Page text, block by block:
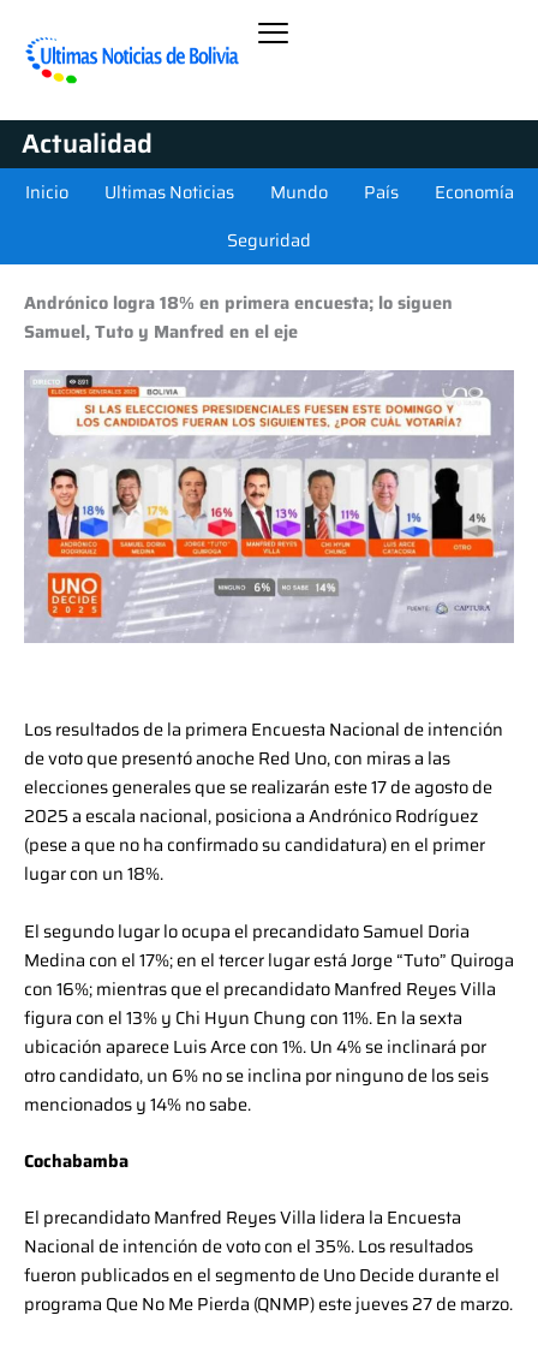
Actualidad
Inicio Ultimas Noticias Mundo País
Economía
Seguridad
Andrónico logra 18% en primera encuesta; lo siguen
Samuel, Tuto y Manfred en el eje
Los resultados de la primera Encuesta Nacional de intención
de voto que presentó anoche Red Uno, con miras a las
elecciones generales que se realizarán este 17 de agosto de
2025 a escala nacional, posiciona a Andrónico Rodríguez
(pese a que no ha confirmado su candidatura) en el primer
lugar con un 18%.
El segundo lugar lo ocupa el precandidato Samuel Doria
Medina con el 17%; en el tercer lugar está Jorge “Tuto” Quiroga
con 16%; mientras que el precandidato Manfred Reyes Villa
figura con el 13% y Chi Hyun Chung con 11%. En la sexta
ubicación aparece Luis Arce con 1%. Un 4% se inclinará por
otro candidato, un 6% no se inclina por ninguno de los seis
mencionados y 14% no sabe.
Cochabamba
El precandidato Manfred Reyes Villa lidera la Encuesta
Nacional de intención de voto con el 35%. Los resultados
fueron publicados en el segmento de Uno Decide durante el
programa Que No Me Pierda (QNMP) este jueves 27 de marzo.